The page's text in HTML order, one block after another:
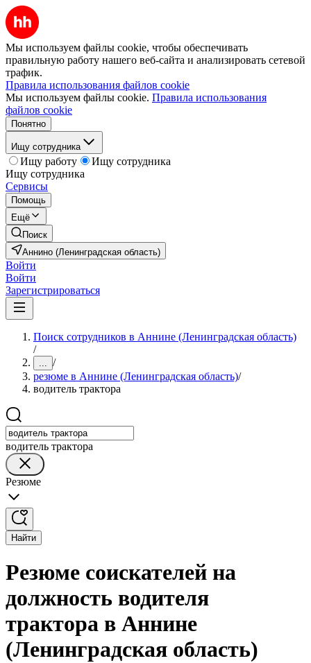
Мы используем файлы cookie, чтобы обеспечивать
правильную работу нашего веб-сайта и анализировать сетевой
трафик.
Правила использования файлов cookie
Мы используем файлы cookie. Правила использования
файлов cookie
Понятно
Ищу сотрудника
Ищу работу
Ищу сотрудника
Ищу сотрудника
Сервисы
Помощь
Ещё
Поиск
Аннино (Ленинградская область)
Войти
Войти
Зарегистрироваться
Поиск сотрудников в Аннине (Ленинградская область)
/
... /
резюме в Аннине (Ленинградская область)/
водитель трактора
водитель трактора
Резюме
Найти
Резюме соискателей на
должность водителя
трактора в Аннине
(Ленинградская область)